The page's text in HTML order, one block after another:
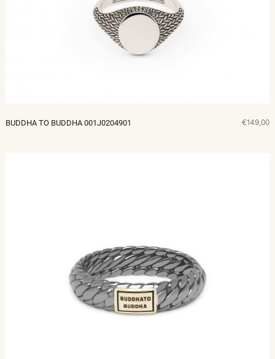
BUDDHA TO BUDDHA 001J0204901 €149,00